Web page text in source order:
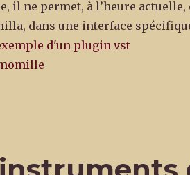
il ne permet, à l’heure
dans une interface